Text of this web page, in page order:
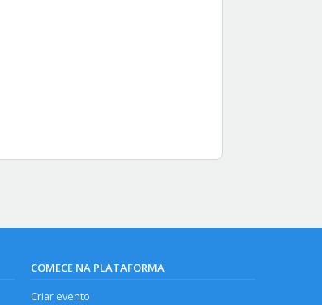
COMECE NA PLATAFORMA
Criar evento